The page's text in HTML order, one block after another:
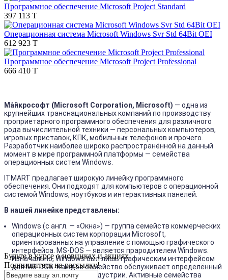
Программное обеспечение Microsoft Project Standard
397 113 T
Операционная система Microsoft Windows Svr Std 64Bit OEI
612 923 T
Программное обеспечение Microsoft Project Professional
666 410 T
Ма́йкрософт (Microsoft Corporation, Microsoft) — одна из
крупнейших транснациональных компаний по производству
проприетарного программного обеспечения для различного
рода вычислительной техники — персональных компьютеров,
игровых приставок, КПК, мобильных телефонов и прочего.
Разработчик наиболее широко распространённой на данный
момент в мире программной платформы — семейства
операционных систем Windows.
ITMART предлагает широкую линейку программного
обеспечения. Они подходят для компьютеров с операционной
системой Windows, ноутбуков и интерактивных панелей.
В нашей линейке представлены:
Windows (с англ. — «Окна») — группа семейств коммерческих
операционных систем корпорации Microsoft,
ориентированных на управление с помощью графического
интерфейса. MS-DOS — является прародителем Windows.
Изначально, Windows был лишь графическим интерфейсом
для MS-DOS. Каждое семейство обслуживает определённый
сектор компьютерной индустрии. Активные семейства
Будьте в курсе о новинках и акциях
Подпишитесь на рассылкy!